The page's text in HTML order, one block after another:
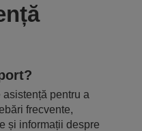
pentru a
frecvente,
și informații despre